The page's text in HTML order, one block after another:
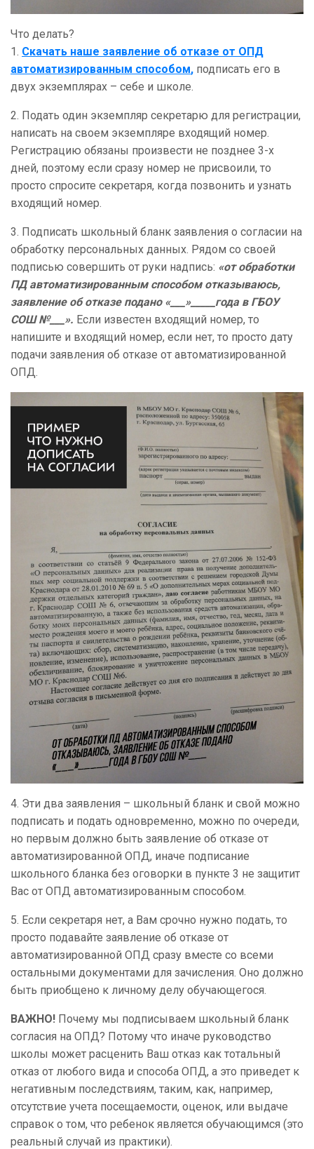
Что делать?
1. Скачать наше заявление об отказе от ОПД
автоматизированным способом, подписать его в
двух экземплярах – себе и школе.
2. Подать один экземпляр секретарю для регистрации,
написать на своем экземпляре входящий номер.
Регистрацию обязаны произвести не позднее 3-х
дней, поэтому если сразу номер не присвоили, то
просто спросите секретаря, когда позвонить и узнать
входящий номер.
3. Подписать школьный бланк заявления о согласии на
обработку персональных данных. Рядом со своей
подписью совершить от руки надпись: «от обработки
ПД автоматизированным способом отказываюсь,
заявление об отказе подано «___»_____года в ГБОУ
СОШ №___». Если известен входящий номер, то
напишите и входящий номер, если нет, то просто дату
подачи заявления об отказе от автоматизированной
ОПД.
4. Эти два заявления – школьный бланк и свой можно
подписать и подать одновременно, можно по очереди,
но первым должно быть заявление об отказе от
автоматизированной ОПД, иначе подписание
школьного бланка без оговорки в пункте 3 не защитит
Вас от ОПД автоматизированным способом.
5. Если секретаря нет, а Вам срочно нужно подать, то
просто подавайте заявление об отказе от
автоматизированной ОПД сразу вместе со всеми
остальными документами для зачисления. Оно должно
быть приобщено к личному делу обучающегося.
ВАЖНО! Почему мы подписываем школьный бланк
согласия на ОПД? Потому что иначе руководство
школы может расценить Ваш отказ как тотальный
отказ от любого вида и способа ОПД, а это приведет к
негативным последствиям, таким, как, например,
отсутствие учета посещаемости, оценок, или выдаче
справок о том, что ребенок является обучающимся (это
реальный случай из практики).